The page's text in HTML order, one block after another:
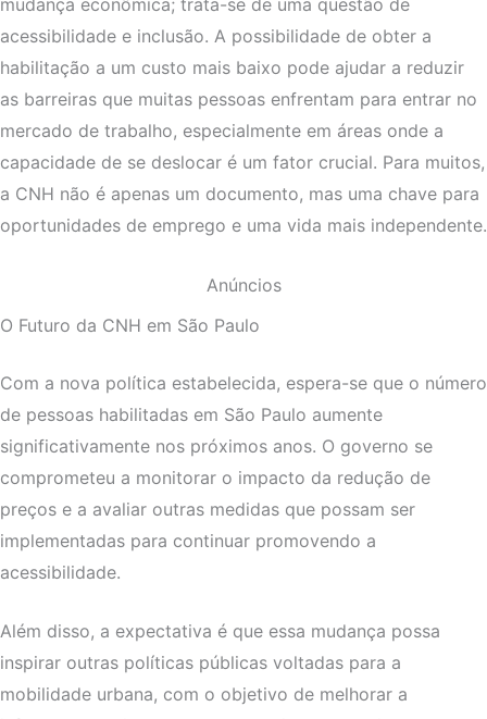
acessibilidade e inclusão. A possibilidade de obter a
habilitação a um custo mais baixo pode ajudar a reduzir
as barreiras que muitas pessoas enfrentam para entrar no
mercado de trabalho, especialmente em áreas onde a
capacidade de se deslocar é um fator crucial. Para muitos,
a CNH não é apenas um documento, mas uma chave para
oportunidades de emprego e uma vida mais independente.
Anúncios
O Futuro da CNH em São Paulo
Com a nova política estabelecida, espera-se que o número
de pessoas habilitadas em São Paulo aumente
significativamente nos próximos anos. O governo se
comprometeu a monitorar o impacto da redução de
preços e a avaliar outras medidas que possam ser
implementadas para continuar promovendo a
acessibilidade.
Além disso, a expectativa é que essa mudança possa
inspirar outras políticas públicas voltadas para a
mobilidade urbana, com o objetivo de melhorar a